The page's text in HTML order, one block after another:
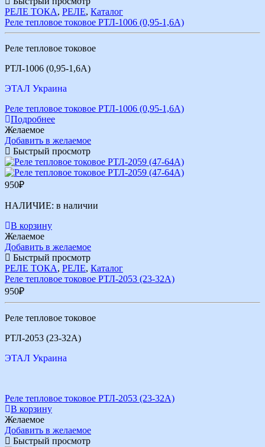
РЕЛЕ ТОКА, РЕЛЕ, Каталог
Реле тепловое токовое РТЛ-1006 (0,95-1,6А)
Реле тепловое токовое
РТЛ-1006 (0,95-1,6А)
ЭТАЛ Украина
Реле тепловое токовое РТЛ-1006 (0,95-1,6А)
Подробнее
Желаемое
Добавить в желаемое
Быстрый просмотр
950₽
НАЛИЧИЕ: в наличии
В корзину
Желаемое
Добавить в желаемое
Быстрый просмотр
РЕЛЕ ТОКА, РЕЛЕ, Каталог
Реле тепловое токовое РТЛ-2053 (23-32А)
950₽
Реле тепловое токовое
РТЛ-2053 (23-32А)
ЭТАЛ Украина
Реле тепловое токовое РТЛ-2053 (23-32А)
В корзину
Желаемое
Добавить в желаемое
Быстрый просмотр